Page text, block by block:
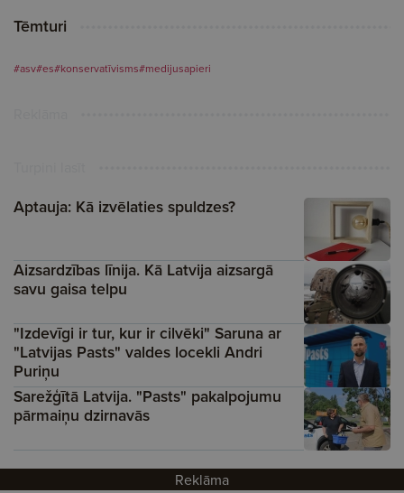
Tēmturi
#asv#es#konservatīvisms#medijusapieri
Aptauja: Kā izvēlaties spuldzes?
Aizsardzības līnija. Kā Latvija aizsargā
savu gaisa telpu
"Izdevīgi ir tur, kur ir cilvēki" Saruna ar
"Latvijas Pasts" valdes locekli Andri
Puriņu
Sarežģītā Latvija. "Pasts" pakalpojumu
pārmaiņu dzirnavās
Reklāma